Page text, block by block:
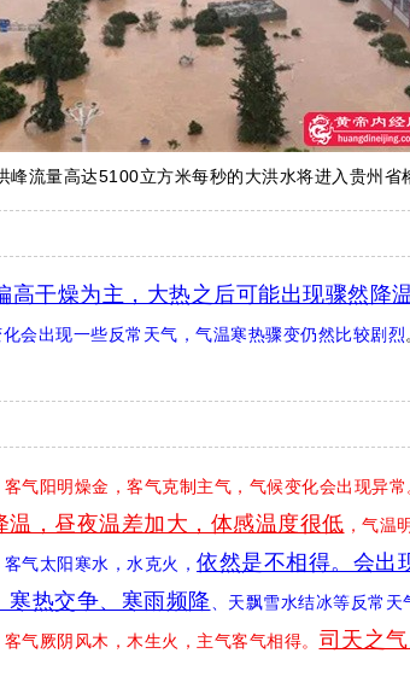
流量高达5100立方米每秒的大洪水将进入贵州省
高干燥为主，大热之后可能出现骤然降
会出现一些反常天气，气温寒热骤变仍然比较剧烈
气阳明燥金，客气克制主气，气候变化会出现异常
，昼夜温差加大，体感温度很低 ，气温
气太阳寒水，水克火， 依然是不相得。会出
寒热交争、寒雨频降 、天飘雪水结冰等反常天
气厥阴风木，木生火，主气客气相得。 司天之